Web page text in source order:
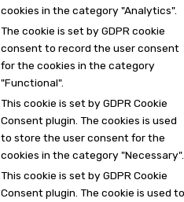
cookies in the category "Analytics".
The cookie is set by GDPR cookie
consent to record the user consent
for the cookies in the category
"Functional".
This cookie is set by GDPR Cookie
Consent plugin. The cookies is used
to store the user consent for the
cookies in the category "Necessary".
This cookie is set by GDPR Cookie
Consent plugin. The cookie is used to